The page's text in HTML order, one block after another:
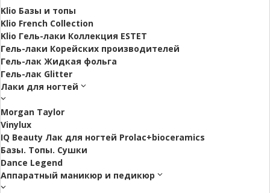
Klio Базы и топы
Klio French Collection
Klio Гель-лаки Коллекция ESTET
Гель-лаки Корейских производителей
Гель-лак Жидкая фольга
Гель-лак Glitter
Лаки для ногтей
Morgan Taylor
Vinylux
IQ Beauty Лак для ногтей Prolac+bioceramics
Базы. Топы. Сушки
Dance Legend
Аппаратный маникюр и педикюр